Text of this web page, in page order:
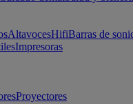
AltavocesHifiBarras de
Impresoras
Proyectores